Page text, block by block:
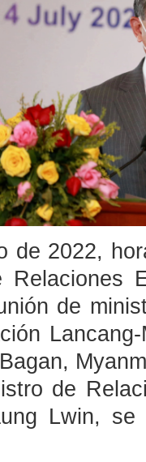
de 2022,
Relaciones
de
de
Lwin, se